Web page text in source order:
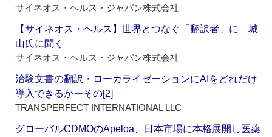
サイネオス・ヘルス・ジャパン株式会社
【サイネオス・ヘルス】世界とつなぐ「翻訳者」に 城
山氏に聞く
サイネオス・ヘルス・ジャパン株式会社
治験文書の翻訳・ローカライゼーションにAIをどれだけ
導入できるかーその[2]
TRANSPERFECT INTERNATIONAL LLC
グローバルCDMOのApeloa、日本市場に本格展開し医薬